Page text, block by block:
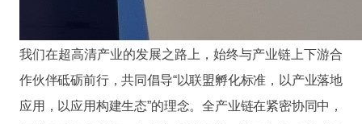
我们在超高清产业的发展之路上，始终与产业链上下游合
作伙伴砥砺前行，共同倡导“以联盟孵化标准，以产业落地
应用，以应用构建生态”的理念。全产业链在紧密协同中，